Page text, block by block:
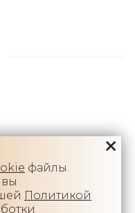
файлы.
вы
Политикой